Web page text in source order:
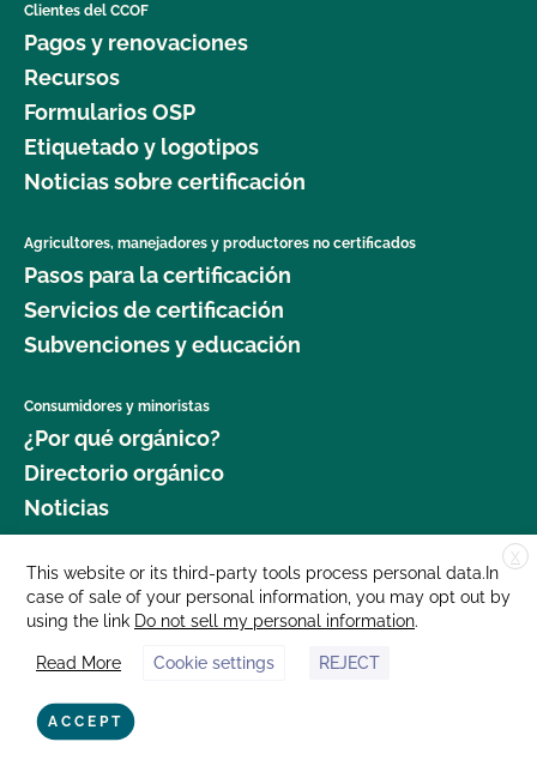
Clientes del CCOF
Pagos y renovaciones
Recursos
Formularios OSP
Etiquetado y logotipos
Noticias sobre certificación
Agricultores, manejadores y productores no certificados
Pasos para la certificación
Servicios de certificación
Subvenciones y educación
Consumidores y minoristas
¿Por qué orgánico?
Directorio orgánico
Noticias
Donar
Carreras profesionales
Sala de prensa
Contáctenos
877 Cedar Street, Suite 248, Santa Cruz, CA 95060 © 2025 CCOF.org
X
This website or its third-party tools process personal data.In
case of sale of your personal information, you may opt out by
using the link Do not sell my personal information.
Read More Cookie settings REJECT
ACCEPT